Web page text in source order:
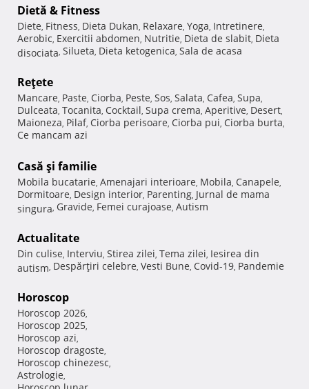
Dietă & Fitness
Diete, Fitness, Dieta Dukan, Relaxare, Yoga, Intretinere,
Aerobic, Exercitii abdomen, Nutritie, Dieta de slabit, Dieta
disociata, Silueta, Dieta ketogenica, Sala de acasa
Reţete
Mancare, Paste, Ciorba, Peste, Sos, Salata, Cafea, Supa,
Dulceata, Tocanita, Cocktail, Supa crema, Aperitive, Desert,
Maioneza, Pilaf, Ciorba perisoare, Ciorba pui, Ciorba burta,
Ce mancam azi
Casă şi familie
Mobila bucatarie, Amenajari interioare, Mobila, Canapele,
Dormitoare, Design interior, Parenting, Jurnal de mama
singura, Gravide, Femei curajoase, Autism
Actualitate
Din culise, Interviu, Stirea zilei, Tema zilei, Iesirea din
autism, Despărţiri celebre, Vesti Bune, Covid-19, Pandemie
Horoscop
Horoscop 2026,
Horoscop 2025,
Horoscop azi,
Horoscop dragoste,
Horoscop chinezesc,
Astrologie,